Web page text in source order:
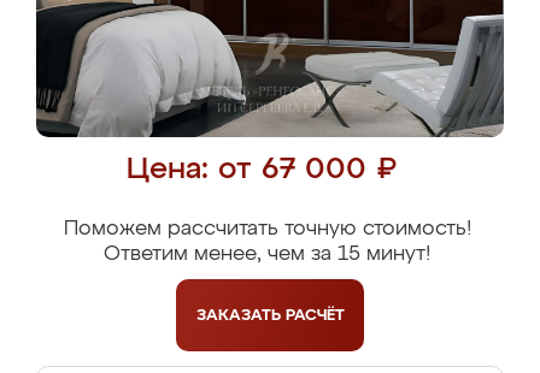
Цена: от 67 000 ₽
Поможем рассчитать точную стоимость!
Ответим менее, чем за 15 минут!
ЗАКАЗАТЬ РАСЧЁТ